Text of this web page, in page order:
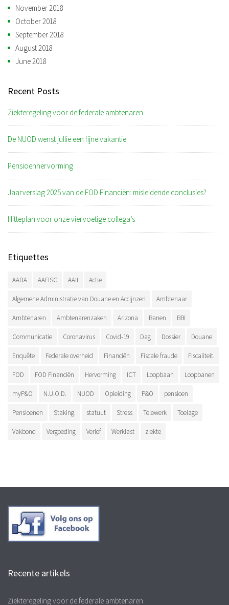
November 2018
October 2018
September 2018
August 2018
June 2018
Recent Posts
Ziekteregeling voor de federale ambtenaren
De NUOD wenst jullie een fijne vakantie
Pensioenhervorming
Jaarverslag 2025 van de FOD Financiën: misleidende conclusies?
Hitteplan voor onze viervoetige collega’s
Etiquettes
AADA AAFISC AAII Actie
Algemene Administratie van Douane en Accijnzen Ambtenaar
Ambtenaren Ambtenarenzaken Arizona Banen BBI
Communicatie Coronavirus Covid-19 Dag Dossier Douane
Enquête Federale overheid Financiën Fiscale fraude Fiscaliteit.
FOD FOD Financiën Hervorming ICT Loopbaan Loopbanen
myP&O N.U.O.D. NUOD Opleiding P&O pensioen
Pensioenen Staking. statuut Stress Telewerk Toelage
Vakbond Vergoeding Verlof Werklast ziekte
Recente artikels
Ziekteregeling voor de federale ambtenaren